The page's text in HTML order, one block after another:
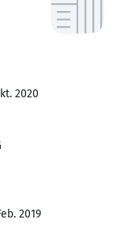
2020
2019